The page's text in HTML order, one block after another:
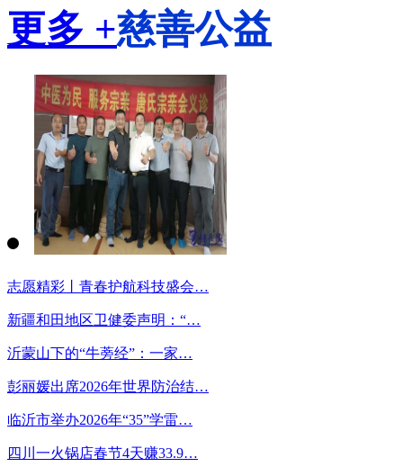
更多 +慈善公益
志愿精彩丨青春护航科技盛会…
新疆和田地区卫健委声明：“…
沂蒙山下的“牛蒡经”：一家…
彭丽媛出席2026年世界防治结…
临沂市举办2026年“35”学雷…
四川一火锅店春节4天赚33.9…